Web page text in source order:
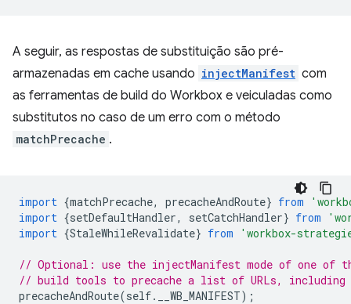
A seguir, as respostas de substituição são pré-
armazenadas em cache usando injectManifest com
as ferramentas de build do Workbox e veiculadas como
substitutos no caso de um erro com o método
matchPrecache .
import {matchPrecache, precacheAndRoute} from
import {setDefaultHandler, setCatchHandler} from
import {StaleWhileRevalidate} from 'workbox-
// Optional: use the injectManifest mode of one of
// build tools to precache a list of URLs, including
precacheAndRoute(self. __WB_MANIFEST);